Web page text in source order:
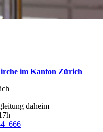
im Kanton Zürich
daheim
666